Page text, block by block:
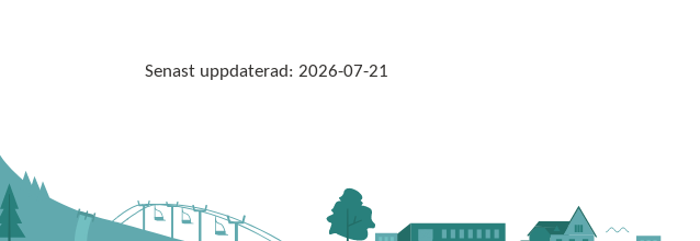
Senast uppdaterad: 2026-07-21